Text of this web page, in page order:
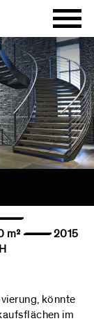
—
m² — 2015
könnte
im